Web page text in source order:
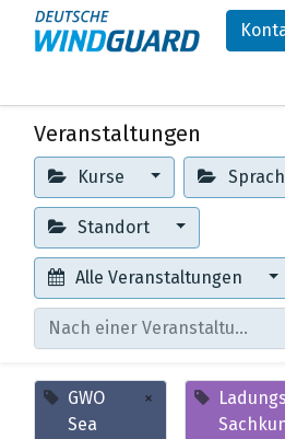
Veranstaltungen
Kurse
Standort
Alle Veranstaltungen
GWO
Sea
×